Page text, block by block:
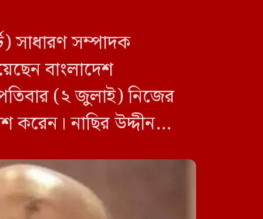
সাধারণ সম্পাদক
বাংলাদেশ
(২ জুলাই) নিজের
করেন। নাছির উদ্দীন